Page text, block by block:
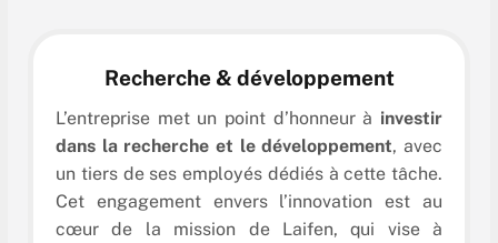
Recherche & développement
L’entreprise met un point d’honneur à investir
dans la recherche et le développement, avec
un tiers de ses employés dédiés à cette tâche.
Cet engagement envers l’innovation est au
cœur de la mission de Laifen, qui vise à